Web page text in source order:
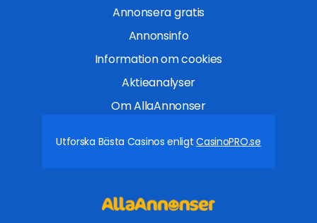
Annonsera gratis
Annonsinfo
Information om cookies
Aktieanalyser
Om AllaAnnonser
Utforska Bästa Casinos enligtCasinoPRO.se